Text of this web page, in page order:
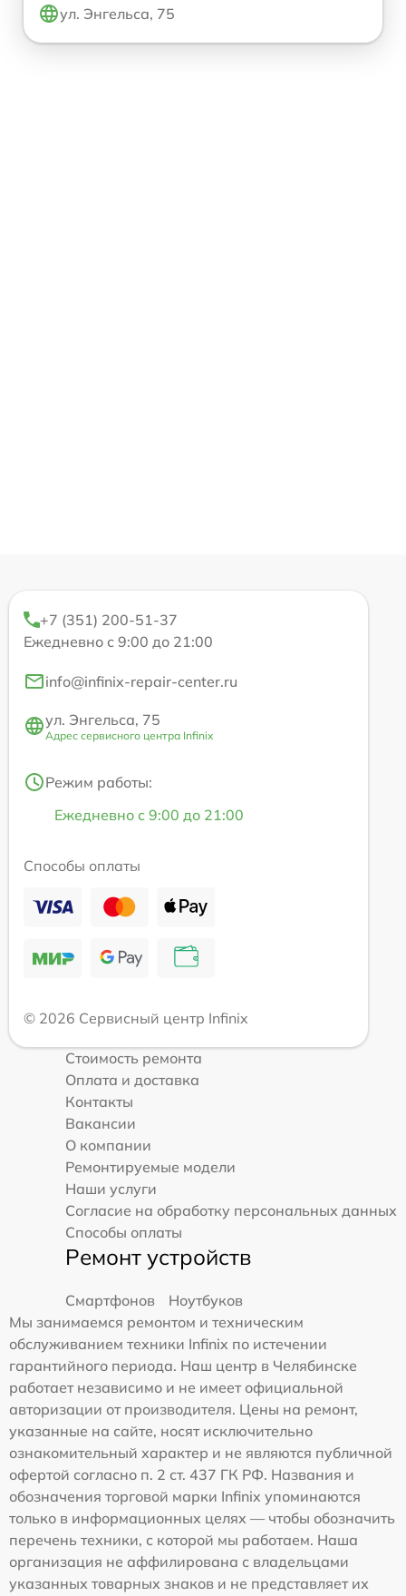
ул. Энгельса, 75
+7 (351) 200-51-37
Ежедневно с 9:00 до 21:00
info@infinix-repair-center.ru
ул. Энгельса, 75
Адрес сервисного центра Infinix
Режим работы:
Ежедневно с 9:00 до 21:00
Способы оплаты
© 2026 Сервисный центр Infinix
Стоимость ремонта
Оплата и доставка
Контакты
Вакансии
О компании
Ремонтируемые модели
Наши услуги
Согласие на обработку персональных данных
Способы оплаты
Ремонт устройств
Смартфонов
Ноутбуков
Мы занимаемся ремонтом и техническим
обслуживанием техники Infinix по истечении
гарантийного периода. Наш центр в Челябинске
работает независимо и не имеет официальной
авторизации от производителя. Цены на ремонт,
указанные на сайте, носят исключительно
ознакомительный характер и не являются публичной
офертой согласно п. 2 ст. 437 ГК РФ. Названия и
обозначения торговой марки Infinix упоминаются
только в информационных целях — чтобы обозначить
перечень техники, с которой мы работаем. Наша
организация не аффилирована с владельцами
указанных товарных знаков и не представляет их